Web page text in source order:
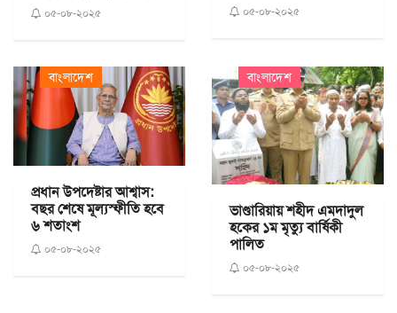
০৫-০৮-২০২৫ ০৫-০৮-২০২৫
বাংলাদেশ
প্রধান উপদেষ্টার আশ্বাস:
বছর শেষে মূল্যস্ফীতি হবে
৬ শতাংশ
০৫-০৮-২০২৫
বাংলাদেশ
ভাণ্ডারিয়ায় শহীদ এমদাদুল
হকের ১ম মৃত্যু বার্ষিকী
পালিত
০৫-০৮-২০২৫